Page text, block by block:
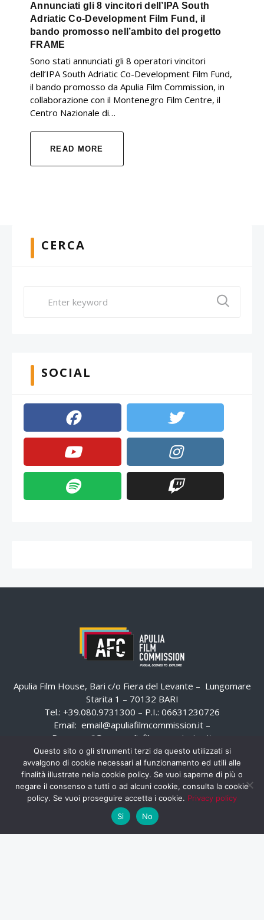
Annunciati gli 8 vincitori dell’IPA South
Adriatic Co-Development Film Fund, il
bando promosso nell’ambito del progetto
FRAME
Sono stati annunciati gli 8 operatori vincitori
dell’IPA South Adriatic Co-Development Film Fund,
il bando promosso da Apulia Film Commission, in
collaborazione con il Montenegro Film Centre, il
Centro Nazionale di…
READ MORE
CERCA
SOCIAL
Apulia Film House, Bari c/o Fiera del Levante – Lungomare
Starita 1 – 70132 BARI
Tel.: +39.080.9731300 – P.I.: 06631230726
Email: email@apuliafilmcommission.it –
Pec:
email@pec.apuliafilmcommission.it
Questo sito o gli strumenti terzi da questo utilizzati si
avvalgono di cookie necessari al funzionamento ed utili alle
finalità illustrate nella cookie policy. Se vuoi saperne di più o
negare il consenso a tutti o ad alcuni cookie, consulta la cookie
policy. Se vuoi proseguire accetta i cookie. Privacy policy
Si
No